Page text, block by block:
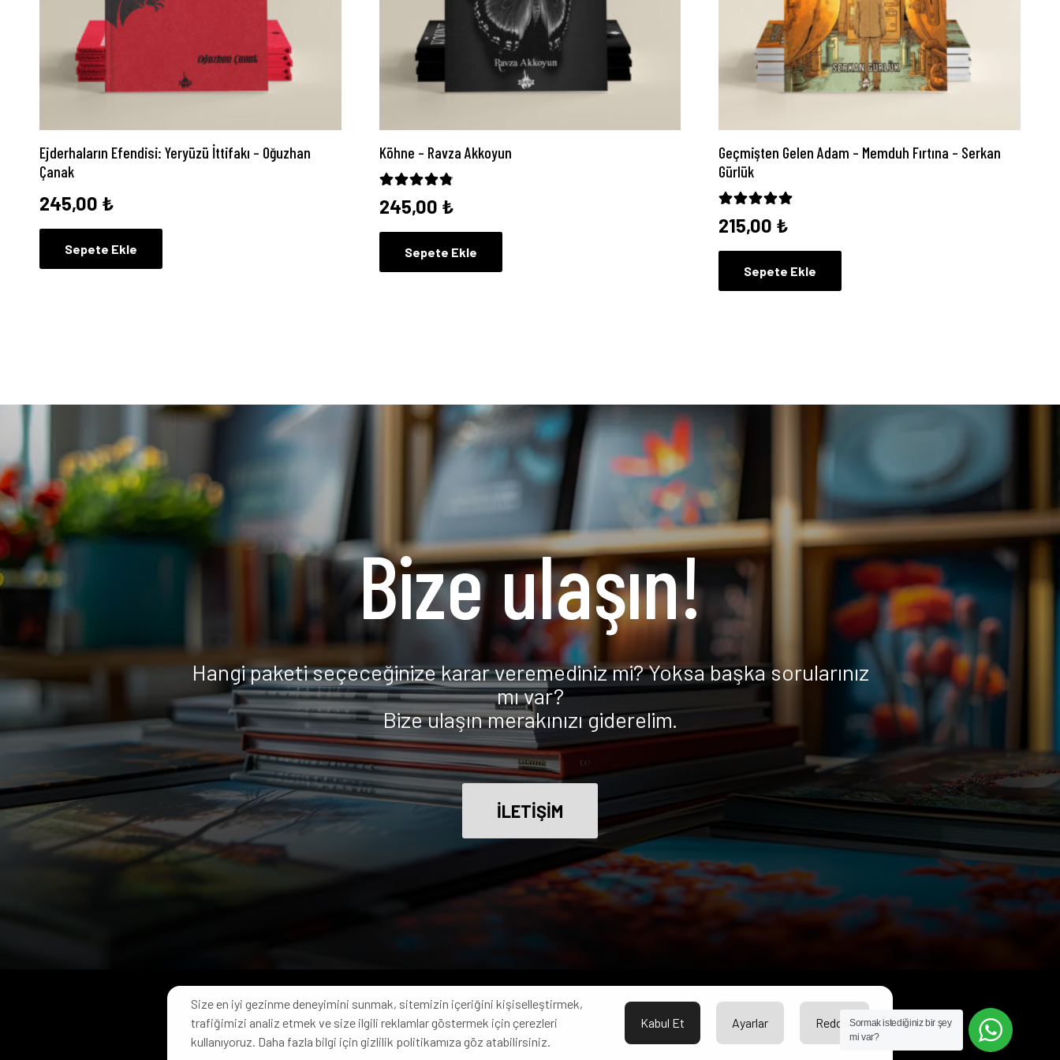
Ejderhaların Efendisi: Yeryüzü İttifakı – Oğuzhan
Çanak
245,00 ₺
Sepete Ekle
Köhne – Ravza Akkoyun
245,00 ₺
Sepete Ekle
Geçmişten Gelen Adam – Memduh Fırtına – Serkan
Gürlük
215,00 ₺
Sepete Ekle
Bize ulaşın!
Hangi paketi seçeceğinize karar veremediniz mi? Yoksa başka sorularınız
mı var?
Bize ulaşın merakınızı giderelim.
İLETİŞİM
Size en iyi gezinme deneyimini sunmak, sitemizin içeriğini kişiselleştirmek,
trafiğimizi analiz etmek ve size ilgili reklamlar göstermek için çerezleri
kullanıyoruz. Daha fazla bilgi için gizlilik politikamıza göz atabilirsiniz.
Kabul Et Ayarlar ReddetSormak istediğiniz bir şey
mi var?